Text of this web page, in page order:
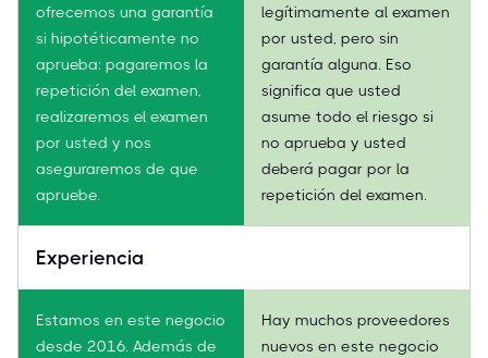
ofrecemos una garantía
si hipotéticamente no
aprueba: pagaremos la
repetición del examen,
realizaremos el examen
por usted y nos
aseguraremos de que
apruebe.
legítimamente al examen
por usted, pero sin
garantía alguna. Eso
significa que usted
asume todo el riesgo si
no aprueba y usted
deberá pagar por la
repetición del examen.
Experiencia
Estamos en este negocio
desde 2016. Además de
Hay muchos proveedores
nuevos en este negocio